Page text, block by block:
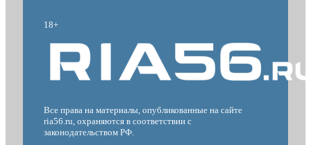
18+
Все права на материалы, опубликованные на сайте
ria56.ru, охраняются в соответствии с
законодательством РФ.